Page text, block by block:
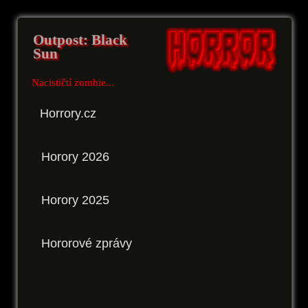
Outpost: Black
Sun
Nacističtí zombie...
Horrory.cz
Horory 2026
Horory 2025
Hororové zprávy